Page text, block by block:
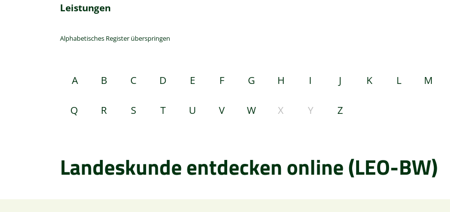
Leistungen
Alphabetisches Register überspringen
A B C D E F G H I J K L M
Q R S T U V W X Y Z
Landeskunde entdecken online (LEO-BW)